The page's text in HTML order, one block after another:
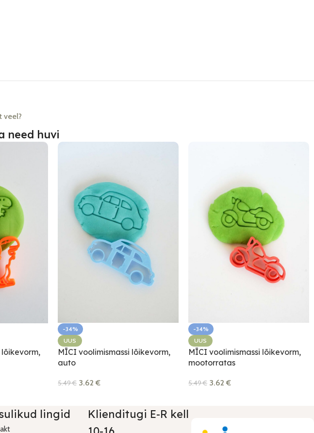
veel?
need huvi
-34%
UUS
MĪCI voolimismassi lõikevorm,
auto
5.49€ 3.62€
-34%
UUS
MĪCI voolimismassi lõikevorm,
mootorratas
5.49€ 3.62€
lingid
Klienditugi E-R kell